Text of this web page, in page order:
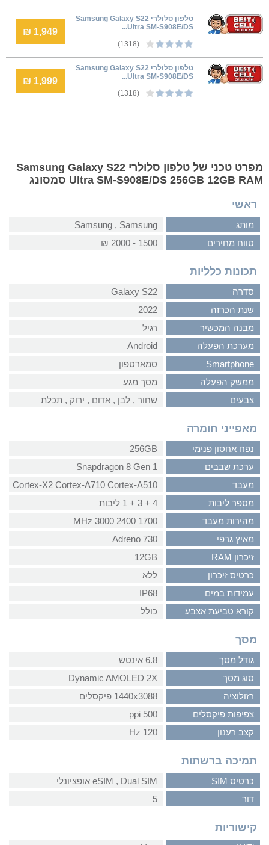
טלפון סלולרי Samsung Galaxy S22
Ultra SM-S908E/DS...
(1318)
1,949 ₪
טלפון סלולרי Samsung Galaxy S22
Ultra SM-S908E/DS...
(1318)
1,999 ₪
מפרט טכני של טלפון סלולרי Samsung Galaxy S22
Ultra SM-S908E/DS 256GB 12GB RAM סמסונג
ראשי
מותג
Samsung‏ , ‏Samsung
טווח מחירים
1500 - 2000 ₪
תכונות כלליות
סדרה
Galaxy S22
שנת הכרזה
2022
מבנה המכשיר
רגיל
מערכת הפעלה
Android
Smartphone
סמארטפון
ממשק הפעלה
מסך מגע
צבעים
שחור‏ , ‏לבן‏ , ‏אדום‏ , ‏ירוק‏ , ‏תכלת
מאפייני חומרה
נפח אחסון פנימי
256GB
ערכת שבבים
Snapdragon 8 Gen 1
מעבד
Cortex-X2 Cortex-A710 Cortex-A510
מספר ליבות
4 + 3 + 1 ליבות
מהירות מעבד
1700 2400 3000 MHz
מאיץ גרפי
Adreno 730
זיכרון RAM
12GB
כרטיס זיכרון
ללא
עמידות במים
IP68
קורא טביעת אצבע
כולל
מסך
גודל מסך
6.8 אינטש
סוג מסך
Dynamic AMOLED 2X
רזולוציה
1440x3088 פיקסלים
צפיפות פיקסלים
500 ppi
קצב רענון
120 Hz
תמיכה ברשתות
כרטיס SIM
Dual SIM‏ , ‏eSIM אופציונלי
דור
5
קישוריות